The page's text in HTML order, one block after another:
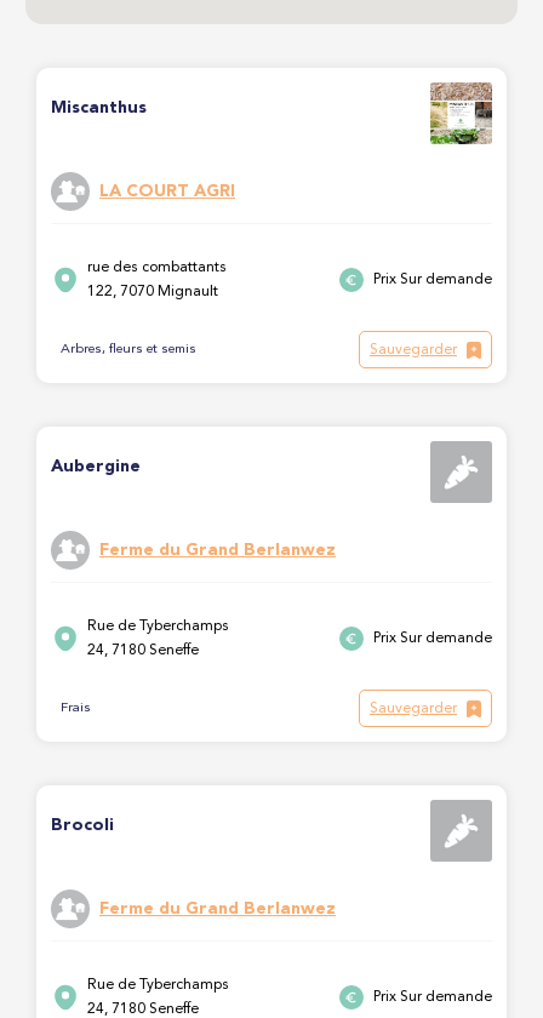
Miscanthus
LA COURT AGRI
rue des combattants
122, 7070 Mignault
Prix Sur demande
Arbres, fleurs et semis Sauvegarder
Aubergine
Ferme du Grand Berlanwez
Rue de Tyberchamps
24, 7180 Seneffe
Prix Sur demande
Frais Sauvegarder
Brocoli
Ferme du Grand Berlanwez
Rue de Tyberchamps
24, 7180 Seneffe
Prix Sur demande